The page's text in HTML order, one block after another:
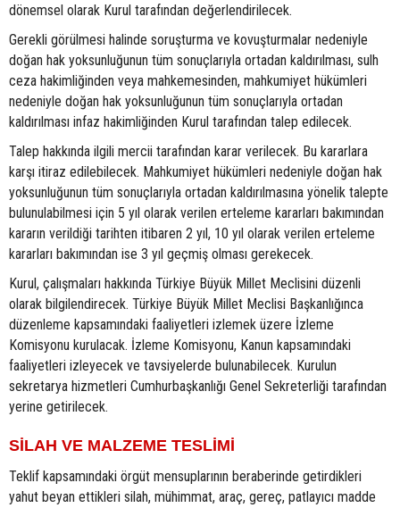
dönemsel olarak Kurul tarafından değerlendirilecek.
Gerekli görülmesi halinde soruşturma ve kovuşturmalar nedeniyle
doğan hak yoksunluğunun tüm sonuçlarıyla ortadan kaldırılması, sulh
ceza hakimliğinden veya mahkemesinden, mahkumiyet hükümleri
nedeniyle doğan hak yoksunluğunun tüm sonuçlarıyla ortadan
kaldırılması infaz hakimliğinden Kurul tarafından talep edilecek.
Talep hakkında ilgili mercii tarafından karar verilecek. Bu kararlara
karşı itiraz edilebilecek. Mahkumiyet hükümleri nedeniyle doğan hak
yoksunluğunun tüm sonuçlarıyla ortadan kaldırılmasına yönelik talepte
bulunulabilmesi için 5 yıl olarak verilen erteleme kararları bakımından
kararın verildiği tarihten itibaren 2 yıl, 10 yıl olarak verilen erteleme
kararları bakımından ise 3 yıl geçmiş olması gerekecek.
Kurul, çalışmaları hakkında Türkiye Büyük Millet Meclisini düzenli
olarak bilgilendirecek. Türkiye Büyük Millet Meclisi Başkanlığınca
düzenleme kapsamındaki faaliyetleri izlemek üzere İzleme
Komisyonu kurulacak. İzleme Komisyonu, Kanun kapsamındaki
faaliyetleri izleyecek ve tavsiyelerde bulunabilecek. Kurulun
sekretarya hizmetleri Cumhurbaşkanlığı Genel Sekreterliği tarafından
yerine getirilecek.
SİLAH VE MALZEME TESLİMİ
Teklif kapsamındaki örgüt mensuplarının beraberinde getirdikleri
yahut beyan ettikleri silah, mühimmat, araç, gereç, patlayıcı madde